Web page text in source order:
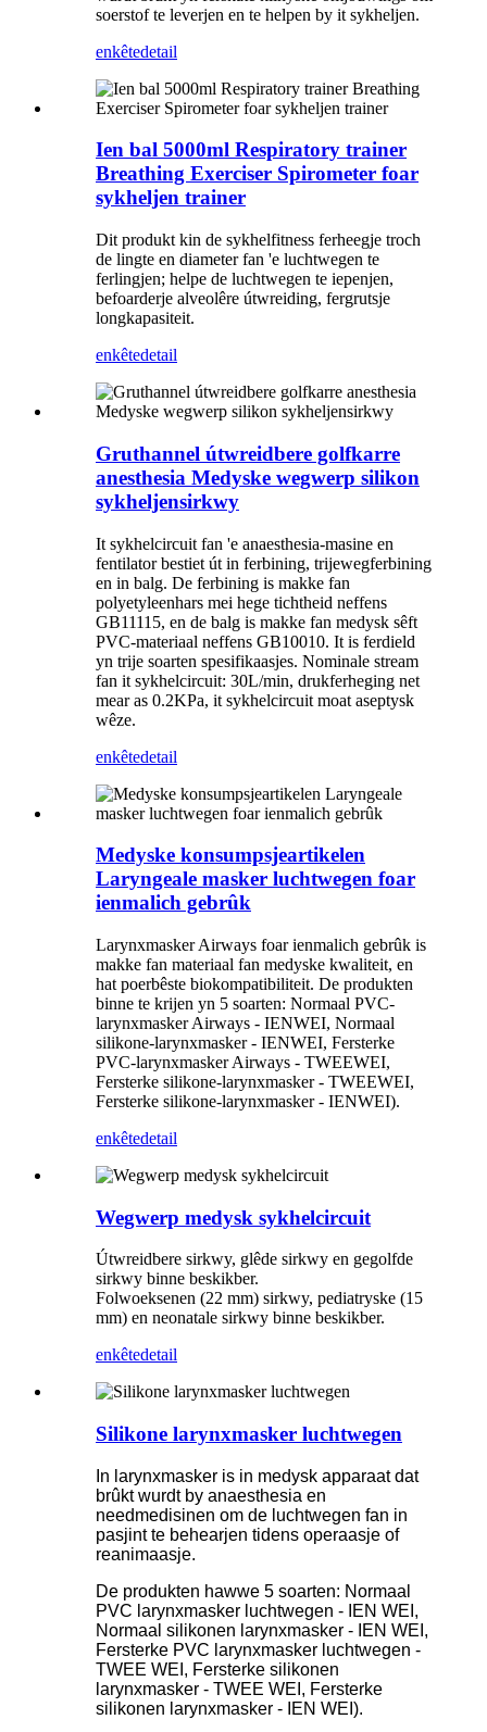
soerstof te leverjen en te helpen by it sykheljen.
enkêtedetail
Ien bal 5000ml Respiratory trainer
Breathing Exerciser Spirometer foar
sykheljen trainer
Dit produkt kin de sykhelfitness ferheegje troch
de lingte en diameter fan 'e luchtwegen te
ferlingjen; helpe de luchtwegen te iepenjen,
befoarderje alveolêre útwreiding, fergrutsje
longkapasiteit.
enkêtedetail
Gruthannel útwreidbere golfkarre
anesthesia Medyske wegwerp silikon
sykheljensirkwy
It sykhelcircuit fan 'e anaesthesia-masine en
fentilator bestiet út in ferbining, trijewegferbining
en in balg. De ferbining is makke fan
polyetyleenhars mei hege tichtheid neffens
GB11115, en de balg is makke fan medysk sêft
PVC-materiaal neffens GB10010. It is ferdield
yn trije soarten spesifikaasjes. Nominale stream
fan it sykhelcircuit: 30L/min, drukferheging net
mear as 0.2KPa, it sykhelcircuit moat aseptysk
wêze.
enkêtedetail
Medyske konsumpsjeartikelen
Laryngeale masker luchtwegen foar
ienmalich gebrûk
Larynxmasker Airways foar ienmalich gebrûk is
makke fan materiaal fan medyske kwaliteit, en
hat poerbêste biokompatibiliteit. De produkten
binne te krijen yn 5 soarten: Normaal PVC-
larynxmasker Airways - IENWEI, Normaal
silikone-larynxmasker - IENWEI, Fersterke
PVC-larynxmasker Airways - TWEEWEI,
Fersterke silikone-larynxmasker - TWEEWEI,
Fersterke silikone-larynxmasker - IENWEI).
enkêtedetail
Wegwerp medysk sykhelcircuit
Útwreidbere sirkwy, glêde sirkwy en gegolfde
sirkwy binne beskikber.
Folwoeksenen (22 mm) sirkwy, pediatryske (15
mm) en neonatale sirkwy binne beskikber.
enkêtedetail
Silikone larynxmasker luchtwegen
In larynxmasker is in medysk apparaat dat
brûkt wurdt by anaesthesia en
needmedisinen om de luchtwegen fan in
pasjint te behearjen tidens operaasje of
reanimaasje.
De produkten hawwe 5 soarten: Normaal
PVC larynxmasker luchtwegen - IEN WEI,
Normaal silikonen larynxmasker - IEN WEI,
Fersterke PVC larynxmasker luchtwegen -
TWEE WEI, Fersterke silikonen
larynxmasker - TWEE WEI, Fersterke
silikonen larynxmasker - IEN WEI).